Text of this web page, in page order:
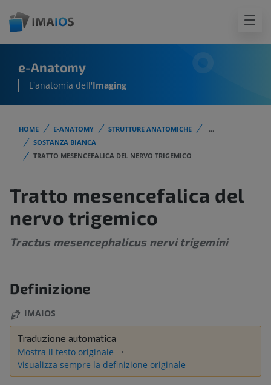
e-Anatomy
L'anatomia dell'Imaging
HOME E-ANATOMY STRUTTURE ANATOMICHE
...
SOSTANZA BIANCA
TRATTO MESENCEFALICA DEL NERVO TRIGEMICO
Tratto mesencefalica del
nervo trigemico
Tractus mesencephalicus nervi trigemini
Definizione
IMAIOS
Traduzione automatica
Mostra il testo originale
Visualizza sempre la definizione originale